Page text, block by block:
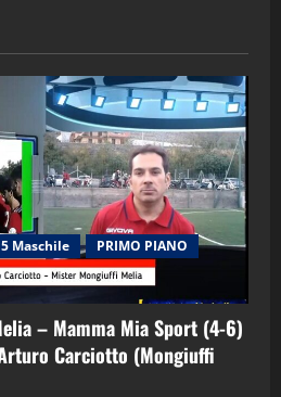
Maschile
PRIMO PIANO
– Mamma Mia Sport (4-6)
Carciotto (Mongiuffi